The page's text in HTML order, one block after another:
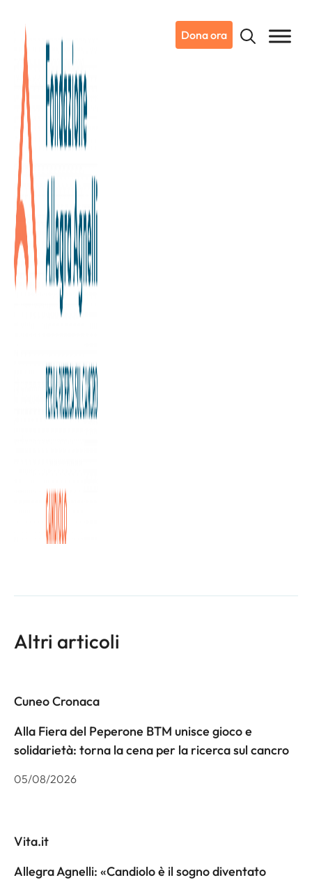
Dona ora
13/02/2023
Dicono di noi
Lotta ai tumori: da Nova Coop
una raccolta fondi da 150.000
euro per l’Irccs Candiolo
dell’assegno intestato alla Fondazione Allegra Agnelli per
la Ricerca sul Cancro Onlus che ha concluso la quarta
edizione della campagna “Scegli il prodotto Coop e Insieme
sosteniamo la ricerca contro il cancro”.
L'articolo completo è disponibile a
Altri articoli
Cuneo Cronaca
Alla Fiera del Peperone BTM unisce gioco e
solidarietà: torna la cena per la ricerca sul cancro
05/08/2026
Vita.it
Allegra Agnelli: «Candiolo è il sogno diventato